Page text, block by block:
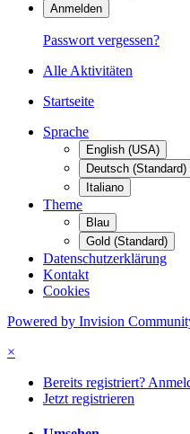
Anmelden
Passwort vergessen?
Alle Aktivitäten
Startseite
Sprache
English (USA)
Deutsch (Standard)
Italiano
Theme
Blau
Gold (Standard)
Datenschutzerklärung
Kontakt
Cookies
Powered by Invision
×
Bereits registriert?
Jetzt registrieren